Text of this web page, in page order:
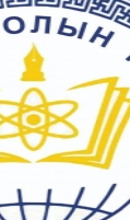
төв
түгээх